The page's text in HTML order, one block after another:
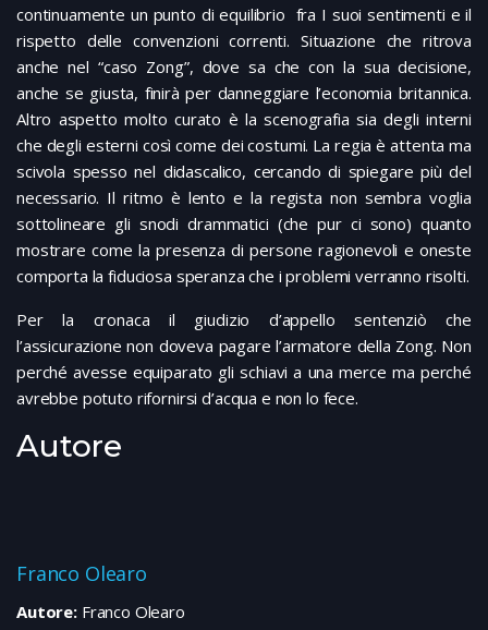
continuamente un punto di equilibrio fra I suoi sentimenti e il
rispetto delle convenzioni correnti. Situazione che ritrova
anche nel “caso Zong”, dove sa che con la sua decisione,
anche se giusta, finirà per danneggiare l’economia britannica.
Altro aspetto molto curato è la scenografia sia degli interni
che degli esterni così come dei costumi. La regia è attenta ma
scivola spesso nel didascalico, cercando di spiegare più del
necessario. Il ritmo è lento e la regista non sembra voglia
sottolineare gli snodi drammatici (che pur ci sono) quanto
mostrare come la presenza di persone ragionevoli e oneste
comporta la fiduciosa speranza che i problemi verranno risolti.
Per la cronaca il giudizio d’appello sentenziò che
l’assicurazione non doveva pagare l’armatore della Zong. Non
perché avesse equiparato gli schiavi a una merce ma perché
avrebbe potuto rifornirsi d’acqua e non lo fece.
Autore
Franco Olearo
Autore:Franco Olearo